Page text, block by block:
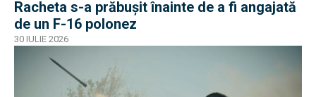
Racheta s-a prăbușit înainte de a fi angajată
de un F-16 polonez
30 IULIE 2026